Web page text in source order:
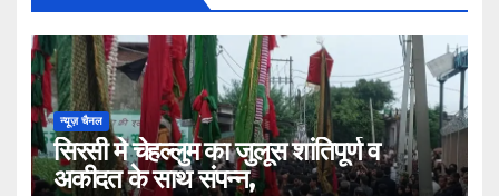
न्यूज़ चैनल
सिरसी मे चेहल्लुम का जुलूस शांतिपूर्ण व
अकीदत के साथ संपन्न,